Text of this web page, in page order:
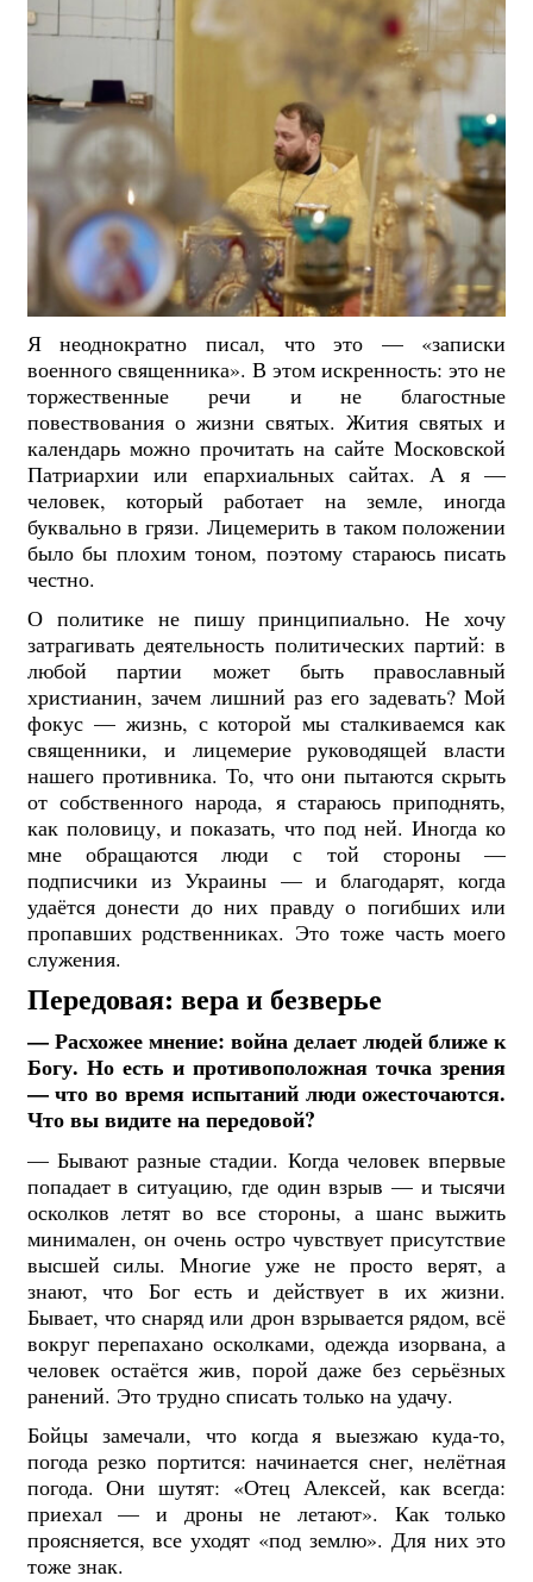
Я неоднократно писал, что это — «записки
военного священника». В этом искренность: это не
торжественные речи и не благостные
повествования о жизни святых. Жития святых и
календарь можно прочитать на сайте Московской
Патриархии или епархиальных сайтах. А я —
человек, который работает на земле, иногда
буквально в грязи. Лицемерить в таком положении
было бы плохим тоном, поэтому стараюсь писать
честно.
О политике не пишу принципиально. Не хочу
затрагивать деятельность политических партий: в
любой партии может быть православный
христианин, зачем лишний раз его задевать? Мой
фокус — жизнь, с которой мы сталкиваемся как
священники, и лицемерие руководящей власти
нашего противника. То, что они пытаются скрыть
от собственного народа, я стараюсь приподнять,
как половицу, и показать, что под ней. Иногда ко
мне обращаются люди с той стороны —
подписчики из Украины — и благодарят, когда
удаётся донести до них правду о погибших или
пропавших родственниках. Это тоже часть моего
служения.
Передовая: вера и безверье
— Расхожее мнение: война делает людей ближе к
Богу. Но есть и противоположная точка зрения
— что во время испытаний люди ожесточаются.
Что вы видите на передовой?
— Бывают разные стадии. Когда человек впервые
попадает в ситуацию, где один взрыв — и тысячи
осколков летят во все стороны, а шанс выжить
минимален, он очень остро чувствует присутствие
высшей силы. Многие уже не просто верят, а
знают, что Бог есть и действует в их жизни.
Бывает, что снаряд или дрон взрывается рядом, всё
вокруг перепахано осколками, одежда изорвана, а
человек остаётся жив, порой даже без серьёзных
ранений. Это трудно списать только на удачу.
Бойцы замечали, что когда я выезжаю куда-то,
погода резко портится: начинается снег, нелётная
погода. Они шутят: «Отец Алексей, как всегда:
приехал — и дроны не летают». Как только
проясняется, все уходят «под землю». Для них это
тоже знак.